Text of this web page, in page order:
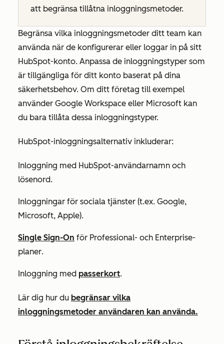
att begränsa tillåtna inloggningsmetoder.
Begränsa vilka inloggningsmetoder ditt team kan
använda när de konfigurerar eller loggar in på sitt
HubSpot-konto. Anpassa de inloggningstyper som
är tillgängliga för ditt konto baserat på dina
säkerhetsbehov. Om ditt företag till exempel
använder Google Workspace eller Microsoft kan
du bara tillåta dessa inloggningstyper.
HubSpot-inloggningsalternativ inkluderar:
Inloggning med HubSpot-användarnamn och
lösenord.
Inloggningar för sociala tjänster (t.ex. Google,
Microsoft, Apple).
Single Sign-On för Professional- och Enterprise-
planer.
Inloggning med passerkort.
Lär dig hur du begränsar vilka
inloggningsmetoder användaren kan använda.